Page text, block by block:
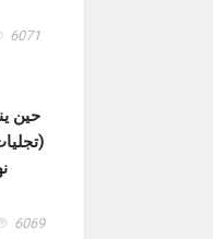
6071
حين
6069